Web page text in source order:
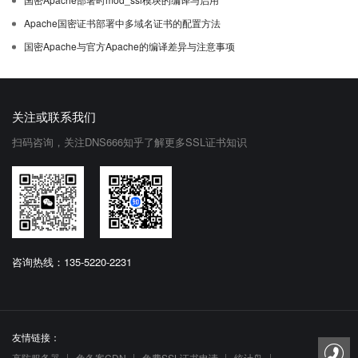
Apache国密证书部署中多域名证书的配置方法
国密Apache与官方Apache的编译差异与注意事项
关注或联系我们
扫码咨询，关注DNS666知乎了解更多SSL证书知识
咨询热线：135-5220-2231
友情链接：